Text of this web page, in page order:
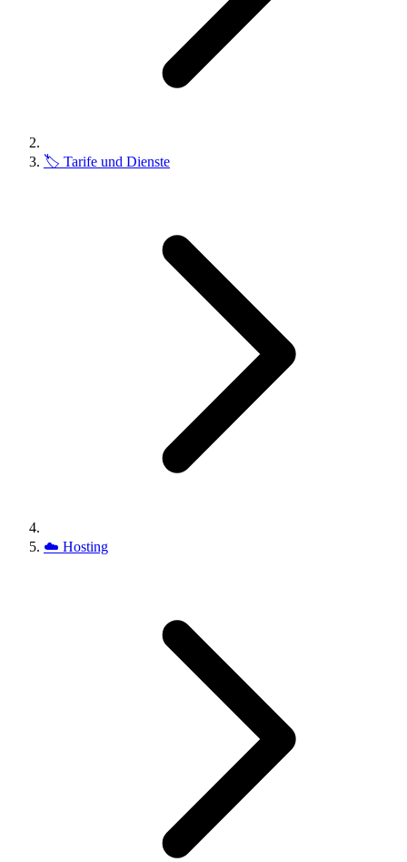
🏷️ Tarife und Dienste
☁️ Hosting